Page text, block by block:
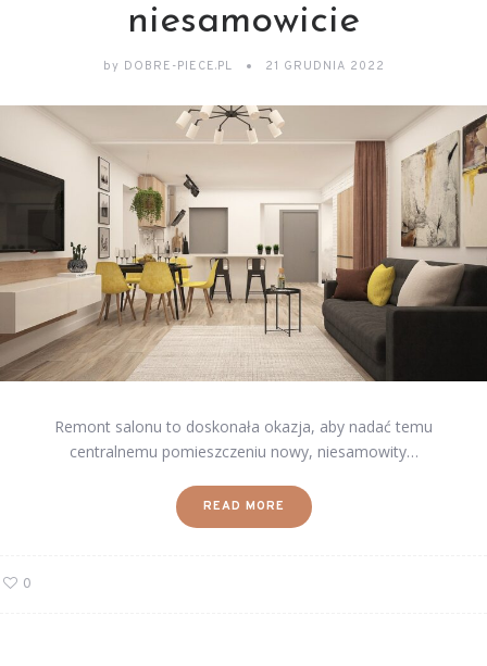
niesamowicie
by DOBRE-PIECE.PL 21 GRUDNIA 2022
Remont salonu to doskonała okazja, aby nadać temu
centralnemu pomieszczeniu nowy, niesamowity…
READ MORE
0